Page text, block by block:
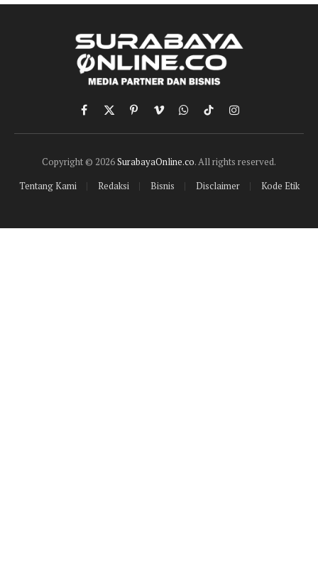
Facebook
X
(Twitter)
PinterestVimeoWhatsApp
TikTokInstagram
Copyright © 2026SurabayaOnline.co. All rights reserved.
Tentang Kami
Redaksi Bisnis Disclaimer Kode Etik